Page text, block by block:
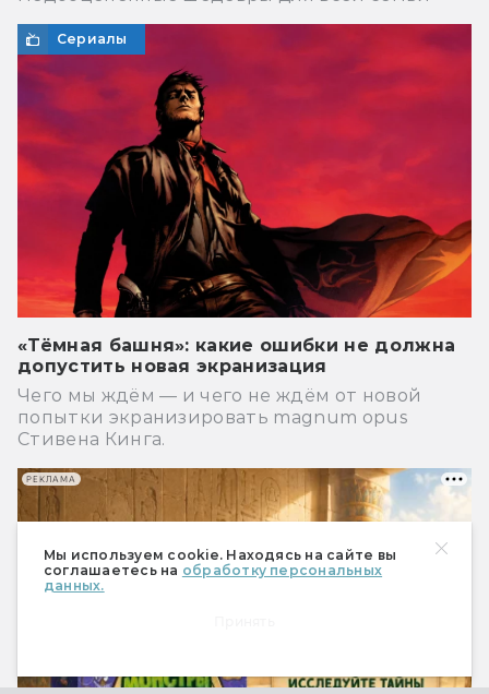
Мы используем cookie. Находясь на сайте вы
соглашаетесь на обработку персональных
данных.
Сериалы
«Тёмная башня»: какие ошибки не должна
допустить новая экранизация
Чего мы ждём — и чего не ждём от новой
попытки экранизировать magnum opus
Стивена Кинга.
РЕКЛАМА